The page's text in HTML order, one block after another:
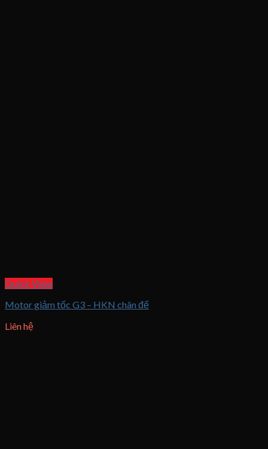
Quick View
Motor giảm tốc G3 – HKN chân đế
Liên hệ